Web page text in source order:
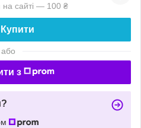
на сайті — 100 ₴
Купити
або
з